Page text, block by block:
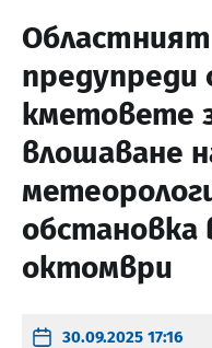
предупреди
кметовете
влошаване
обстановка
октомври
30.09.2025 17:16